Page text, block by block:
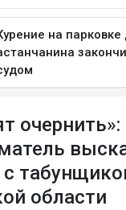
очернить»:
области